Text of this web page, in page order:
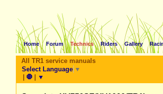
Home Forum Technics Riders Gallery
All TR1 service manuals
Select Language ▼
| 🛑 | ▼